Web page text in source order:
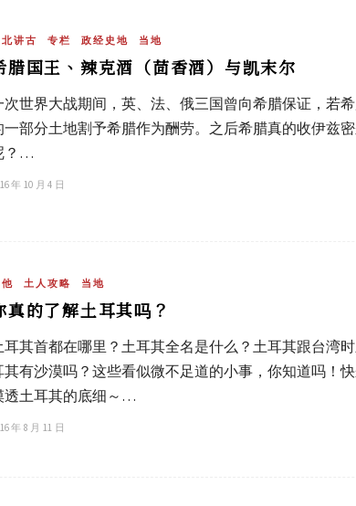
讲古 专栏 政经史地 当地
腊国王、辣克酒（茴香酒）与凯末尔
次世界大战期间，英、法、俄三国曾向希腊保证，若
一部分土地割予希腊作为酬劳。之后希腊真的收伊兹
？…
年 10 月 4 日
土人攻略 当地
真的了解土耳其吗？
耳其首都在哪里？土耳其全名是什么？土耳其跟台湾
其有沙漠吗？这些看似微不足道的小事，你知道吗！
透土耳其的底细～…
年 8 月 11 日